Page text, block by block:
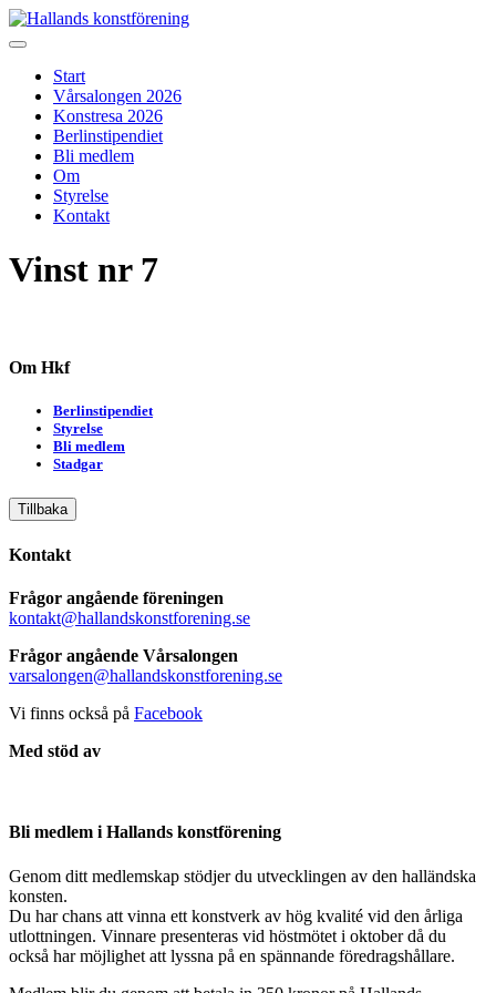
Skip
to
Start
Vårsalongen 2026
Konstresa 2026
Berlinstipendiet
Bli medlem
Om
Styrelse
Kontakt
Vinst nr 7
Om Hkf
Berlinstipendiet
Styrelse
Bli medlem
Stadgar
Tillbaka
Kontakt
Frågor angående föreningen
kontakt@hallandskonstforening.se
Frågor angående Vårsalongen
varsalongen@hallandskonstforening.se
Vi finns också på Facebook
Med stöd av
Bli medlem i Hallands konstförening
Genom ditt medlemskap stödjer du utvecklingen av den halländska
konsten.
Du har chans att vinna ett konstverk av hög kvalité vid den årliga
utlottningen. Vinnare presenteras vid höstmötet i oktober då du
också har möjlighet att lyssna på en spännande föredragshållare.